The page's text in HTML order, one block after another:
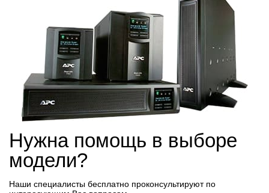
Нужна помощь в выборе
модели?
Наши специалисты бесплатно проконсультируют по